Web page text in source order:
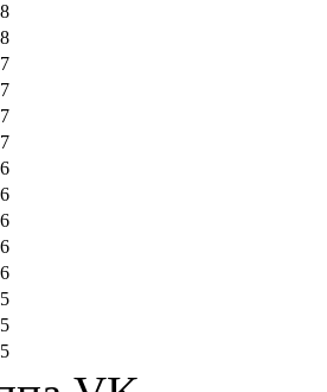
8
8
7
7
7
7
6
6
6
6
6
5
5
5